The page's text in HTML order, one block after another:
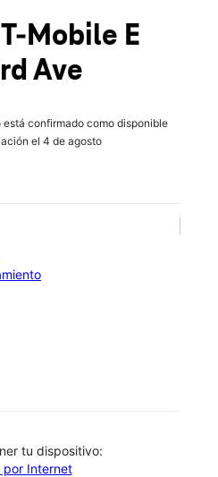
10028Mobile E
Ave
está confirmado como disponible
el 4 de agosto
tu dispositivo:
por Internet